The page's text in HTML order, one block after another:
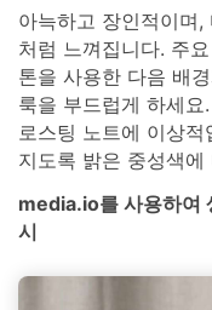
아늑하고 장인적이며
처럼 느껴집니다. 주
톤을 사용한 다음 배
룩을 부드럽게 하세
로스팅 노트에 이상
지도록 밝은 중성색
media.io를 사용하여
시